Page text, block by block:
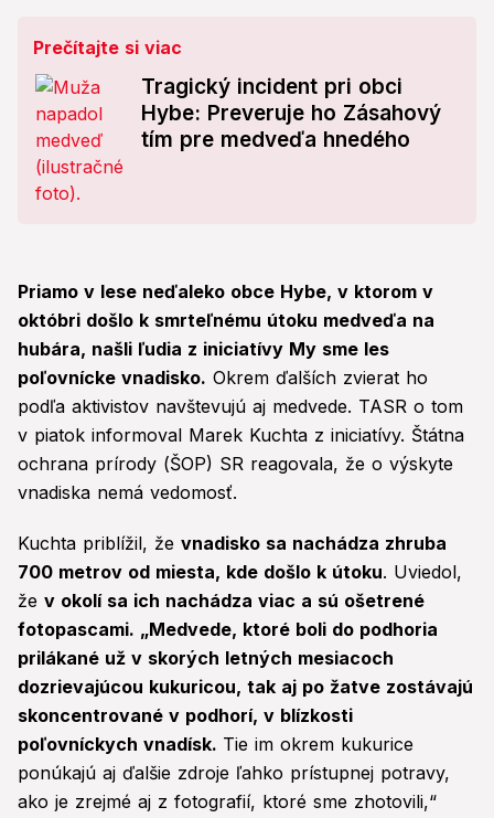
Prečítajte si viac
Tragický incident pri obci
Hybe: Preveruje ho Zásahový
tím pre medveďa hnedého
Priamo v lese neďaleko obce Hybe, v ktorom v
októbri došlo k smrteľnému útoku medveďa na
hubára, našli ľudia z iniciatívy My sme les
poľovnícke vnadisko. Okrem ďalších zvierat ho
podľa aktivistov navštevujú aj medvede. TASR o tom
v piatok informoval Marek Kuchta z iniciatívy. Štátna
ochrana prírody (ŠOP) SR reagovala, že o výskyte
vnadiska nemá vedomosť.
Kuchta priblížil, že vnadisko sa nachádza zhruba
700 metrov od miesta, kde došlo k útoku. Uviedol,
že v okolí sa ich nachádza viac a sú ošetrené
fotopascami. „Medvede, ktoré boli do podhoria
prilákané už v skorých letných mesiacoch
dozrievajúcou kukuricou, tak aj po žatve zostávajú
skoncentrované v podhorí, v blízkosti
poľovníckych vnadísk. Tie im okrem kukurice
ponúkajú aj ďalšie zdroje ľahko prístupnej potravy,
ako je zrejmé aj z fotografií, ktoré sme zhotovili,“